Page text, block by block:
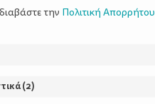
την Πολιτική Απορρήτου
(2)